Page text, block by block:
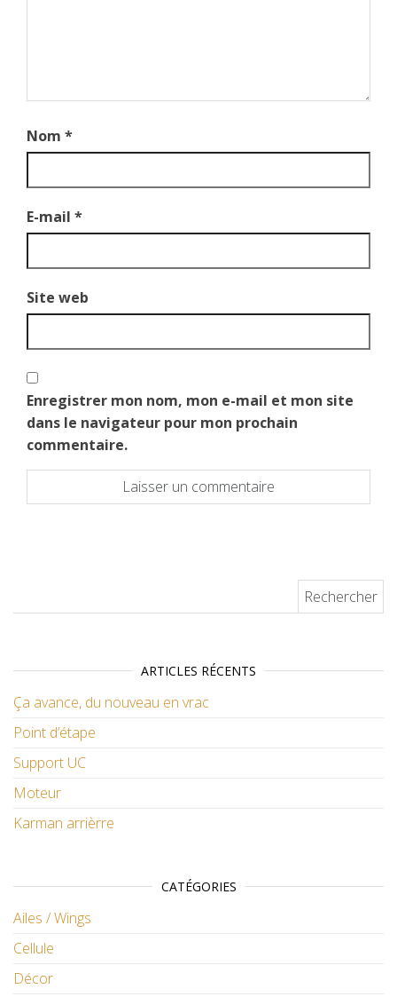
Nom *
E-mail *
Site web
Enregistrer mon nom, mon e-mail et mon site
dans le navigateur pour mon prochain
commentaire.
ARTICLES RÉCENTS
Ça avance, du nouveau en vrac
Point d’étape
Support UC
Moteur
Karman arrièrre
CATÉGORIES
Ailes / Wings
Cellule
Décor